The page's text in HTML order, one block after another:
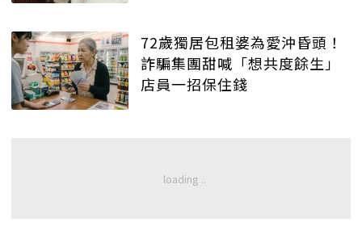
72歲獨居包租婆為愛沖昏頭！
詐騙集團甜喊「想共度餘生」
店員一招保住錢